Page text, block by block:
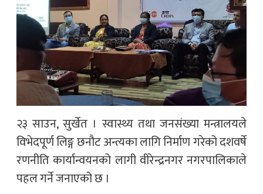
२३ साउन, सुर्खेत । स्वास्थ्य तथा जनसंख्या मन्त्रालयले
विभेदपूर्ण लिङ्ग छनौट अन्त्यका लागि निर्माण गरेको दशवर्षे
रणनीति कार्यान्वयनको लागी वीरेन्द्रनगर नगरपालिकाले
पहल गर्ने जनाएको छ ।